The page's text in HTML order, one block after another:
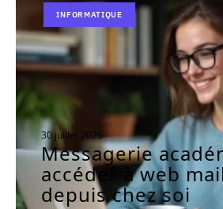
INFORMATIQUE
30 juillet 2026
Messagerie
accéder à web
depuis chez soi